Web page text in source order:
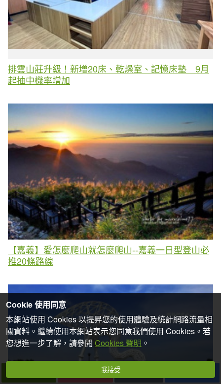
排雲山莊升級！新增20床、乾燥室、記憶床墊 9月
起抽中機率增加
【嘉義】愛怎麼爬山就怎麼爬山--嘉義一日型登山必
推20條路線
Cookie 使用同意
本網站使用 Cookies 以提昇您的使用體驗及統計網路流量相
關資料。繼續使用本網站表示您同意我們使用 Cookies。若
您想進一步了解，請參閱 Cookies 聲明 。
我接受